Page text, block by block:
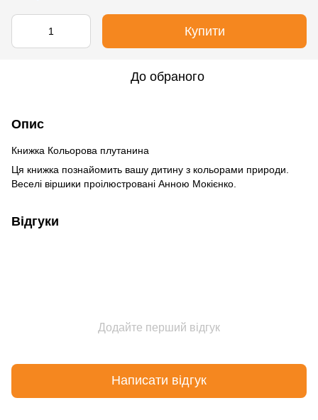
Купити
До обраного
Опис
Книжка Кольорова плутанина
Ця книжка познайомить вашу дитину з кольорами природи.
Веселі віршики проілюстровані Анною Мокієнко.
Відгуки
Додайте перший відгук
Написати відгук